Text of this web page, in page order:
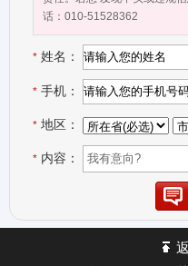
话：010-51528362
* 姓名：
* 手机：
* 地区：
* 内容：